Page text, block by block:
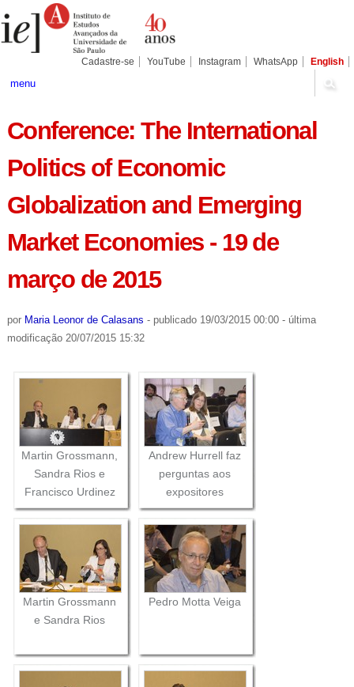
para
conteúdo.
Pessoais
Cadastre-se YouTube Instagram WhatsApp English
menu
Conference: The International
Politics of Economic
Globalization and Emerging
Market Economies - 19 de
março de 2015
por Maria Leonor de Calasans - publicado19/03/2015 00:00 - última
modificação20/07/2015 15:32
Martin Grossmann,
Sandra Rios e
Francisco Urdinez
Andrew Hurrell faz
perguntas aos
expositores
Martin Grossmann
e Sandra Rios
Pedro Motta Veiga